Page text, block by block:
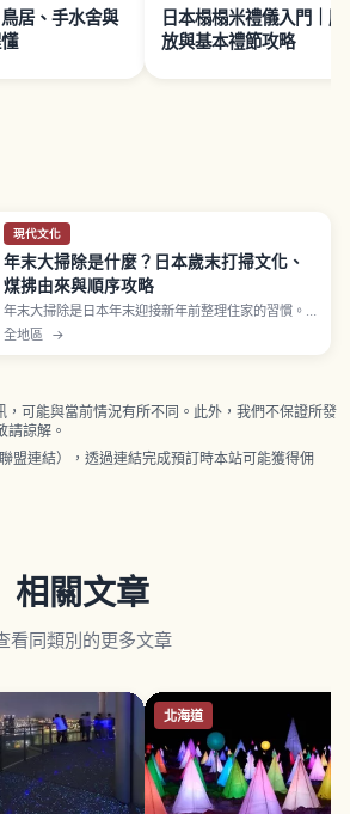
居、手水舍與
日本榻榻米禮儀入門｜
放與基本禮節攻略
現代文化
年末大掃除是什麼？日本歲末打掃文化、
煤拂由來與順序攻略
年末大掃除是日本年末迎接新年前整理住家的習慣。
文化廳「文化遺產線上」收錄19世紀江戶時代作品
外為基本原則。
全地區 →
可能與當前情況有所不同。此外，我們不保證所發
請諒解。
盟連結），透過連結完成預訂時本站可能獲得佣
相關文章
看同類別的更多文章
北海道